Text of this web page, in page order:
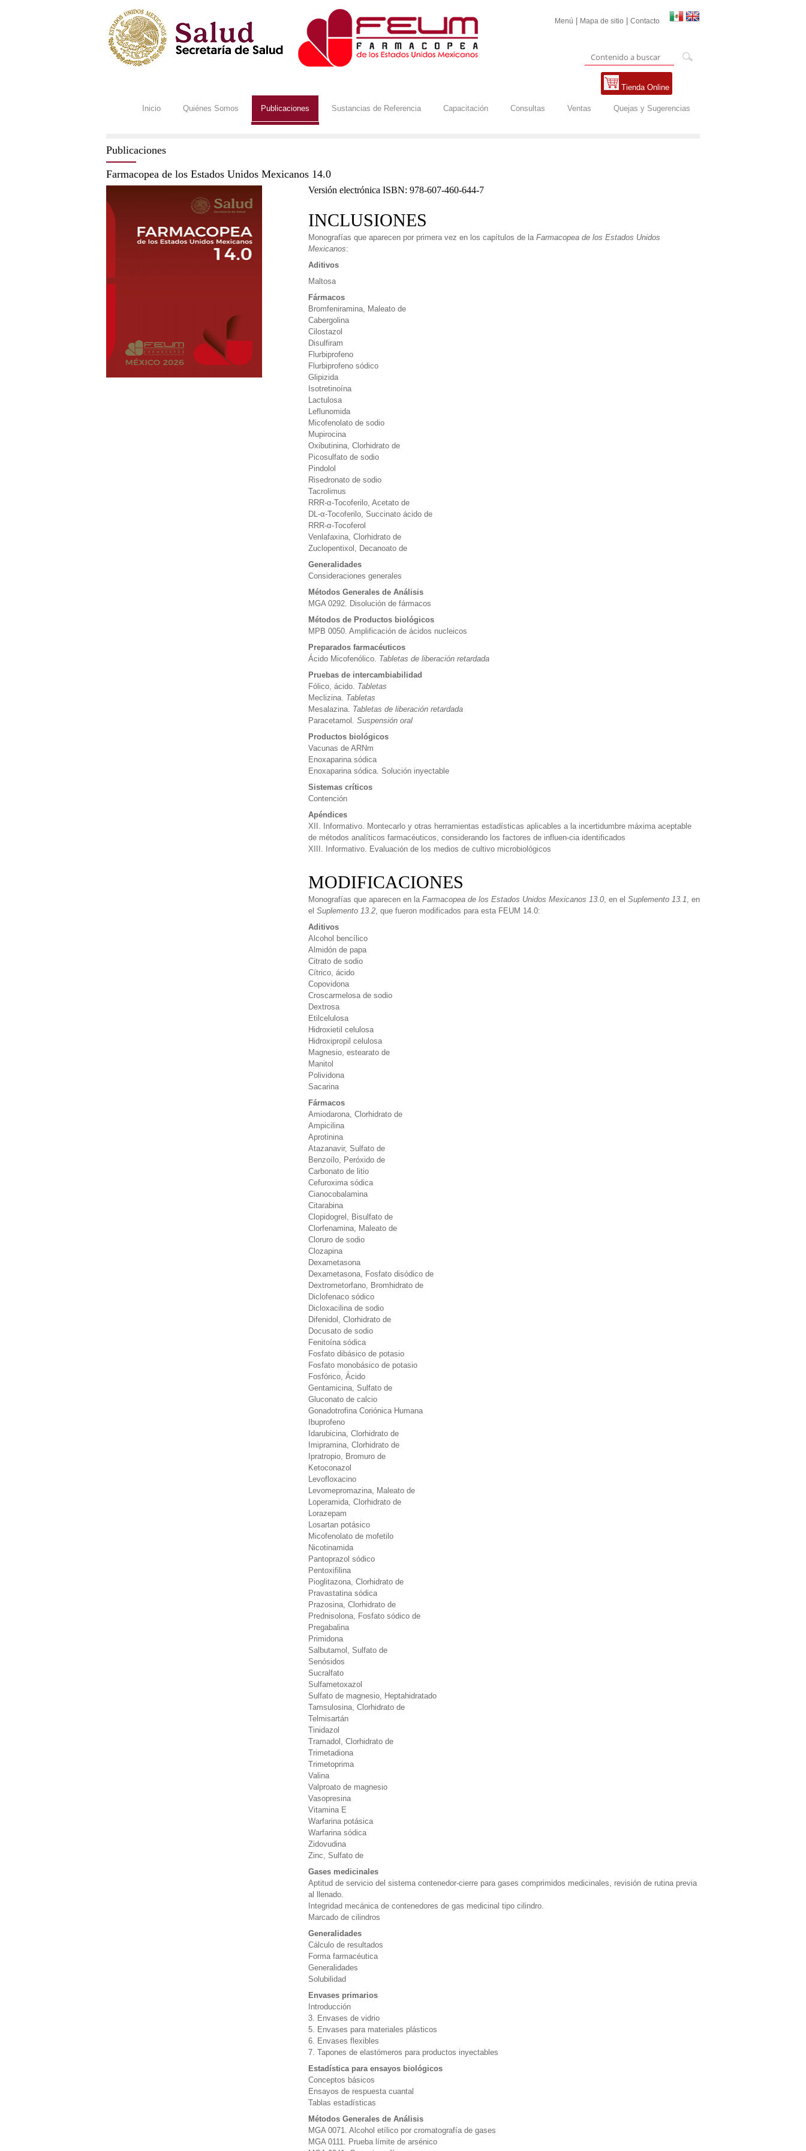
Menú Mapa de sitio Contacto
Tienda Online
Inicio Quiénes Somos Publicaciones Sustancias de Referencia Capacitación Consultas Ventas Quejas y Sugerencias
Publicaciones
Farmacopea de los Estados Unidos Mexicanos 14.0
Versión electrónica ISBN: 978-607-460-644-7
INCLUSIONES
Monografías que aparecen por primera vez en los capítulos de la Farmacopea de los Estados Unidos
Mexicanos:
Aditivos
Maltosa
Fármacos
Bromfeniramina, Maleato de
Cabergolina
Cilostazol
Disulfiram
Flurbiprofeno
Flurbiprofeno sódico
Glipizida
Isotretinoína
Lactulosa
Leflunomida
Micofenolato de sodio
Mupirocina
Oxibutinina, Clorhidrato de
Picosulfato de sodio
Pindolol
Risedronato de sodio
Tacrolimus
RRR-α-Tocoferilo, Acetato de
DL-α-Tocoferilo, Succinato ácido de
RRR-α-Tocoferol
Venlafaxina, Clorhidrato de
Zuclopentixol, Decanoato de
Generalidades
Consideraciones generales
Métodos Generales de Análisis
MGA 0292. Disolución de fármacos
Métodos de Productos biológicos
MPB 0050. Amplificación de ácidos nucleicos
Preparados farmacéuticos
Ácido Micofenólico. Tabletas de liberación retardada
Pruebas de intercambiabilidad
Fólico, ácido. Tabletas
Meclizina. Tabletas
Mesalazina. Tabletas de liberación retardada
Paracetamol. Suspensión oral
Productos biológicos
Vacunas de ARNm
Enoxaparina sódica
Enoxaparina sódica. Solución inyectable
Sistemas críticos
Contención
Apéndices
XII. Informativo. Montecarlo y otras herramientas estadísticas aplicables a la incertidumbre máxima aceptable
de métodos analíticos farmacéuticos, considerando los factores de influen-cia identificados
XIII. Informativo. Evaluación de los medios de cultivo microbiológicos
MODIFICACIONES
Monografías que aparecen en la Farmacopea de los Estados Unidos Mexicanos 13.0, en el Suplemento 13.1, en
el Suplemento 13.2, que fueron modificados para esta FEUM 14.0:
Aditivos
Alcohol bencílico
Almidón de papa
Citrato de sodio
Cítrico, ácido
Copovidona
Croscarmelosa de sodio
Dextrosa
Etilcelulosa
Hidroxietil celulosa
Hidroxipropil celulosa
Magnesio, estearato de
Manitol
Polividona
Sacarina
Fármacos
Amiodarona, Clorhidrato de
Ampicilina
Aprotinina
Atazanavir, Sulfato de
Benzoílo, Peróxido de
Carbonato de litio
Cefuroxima sódica
Cianocobalamina
Citarabina
Clopidogrel, Bisulfato de
Clorfenamina, Maleato de
Cloruro de sodio
Clozapina
Dexametasona
Dexametasona, Fosfato disódico de
Dextrometorfano, Bromhidrato de
Diclofenaco sódico
Dicloxacilina de sodio
Difenidol, Clorhidrato de
Docusato de sodio
Fenitoína sódica
Fosfato dibásico de potasio
Fosfato monobásico de potasio
Fosfórico, Ácido
Gentamicina, Sulfato de
Gluconato de calcio
Gonadotrofina Coriónica Humana
Ibuprofeno
Idarubicina, Clorhidrato de
Imipramina, Clorhidrato de
Ipratropio, Bromuro de
Ketoconazol
Levofloxacino
Levomepromazina, Maleato de
Loperamida, Clorhidrato de
Lorazepam
Losartan potásico
Micofenolato de mofetilo
Nicotinamida
Pantoprazol sódico
Pentoxifilina
Pioglitazona, Clorhidrato de
Pravastatina sódica
Prazosina, Clorhidrato de
Prednisolona, Fosfato sódico de
Pregabalina
Primidona
Salbutamol, Sulfato de
Senósidos
Sucralfato
Sulfametoxazol
Sulfato de magnesio, Heptahidratado
Tamsulosina, Clorhidrato de
Telmisartán
Tinidazol
Tramadol, Clorhidrato de
Trimetadiona
Trimetoprima
Valina
Valproato de magnesio
Vasopresina
Vitamina E
Warfarina potásica
Warfarina sódica
Zidovudina
Zinc, Sulfato de
Gases medicinales
Aptitud de servicio del sistema contenedor-cierre para gases comprimidos medicinales, revisión de rutina previa
al llenado.
Integridad mecánica de contenedores de gas medicinal tipo cilindro.
Marcado de cilindros
Generalidades
Cálculo de resultados
Forma farmacéutica
Generalidades
Solubilidad
Envases primarios
Introducción
3. Envases de vidrio
5. Envases para materiales plásticos
6. Envases flexibles
7. Tapones de elastómeros para productos inyectables
Estadística para ensayos biológicos
Conceptos básicos
Ensayos de respuesta cuantal
Tablas estadísticas
Métodos Generales de Análisis
MGA 0071. Alcohol etílico por cromatografía de gases
MGA 0111. Prueba límite de arsénico